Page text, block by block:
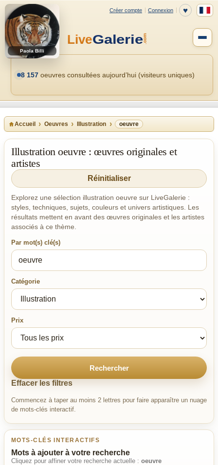
Paola Billi
8 157 oeuvres consultées aujourd’hui (visiteurs uniques)
Accueil Oeuvres Illustration oeuvre
Illustration oeuvre : œuvres originales et
artistes
Réinitialiser
Explorez une sélection illustration oeuvre sur LiveGalerie :
styles, techniques, sujets, couleurs et univers artistiques. Les
résultats mettent en avant des œuvres originales et les artistes
associés à ce thème.
Par mot(s) clé(s)
Catégorie
Prix
Rechercher
Effacer les filtres
Commencez à taper au moins 2 lettres pour faire apparaître un nuage
de mots-clés interactif.
MOTS-CLÉS INTERACTIFS
Mots à ajouter à votre recherche
Cliquez pour affiner votre recherche actuelle : oeuvre